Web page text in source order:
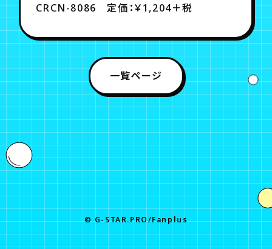
CRCN-8086 定価：￥1,204＋税
一覧ページ
© G-STAR.PRO/Fanplus